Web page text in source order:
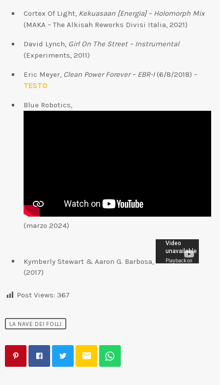
Cortex Of Light, Kekuasaan [Energia] – Holomorph Mix
(MAKA – The Alkisah Reworks Divisi Italia, 2021)
David Lynch, Girl On The Street – Instrumental
(Experiments, 2011)
Eric Meyer, Clean Power Forever – EBR-I(6/8/2018) –
TESTO
Blue Robotics,
(marzo 2024)
Kymberly Stewart & Aaron G. Barbosa,
(2017)
Post Views: 367
LA NAVE DEI FOLLI
email